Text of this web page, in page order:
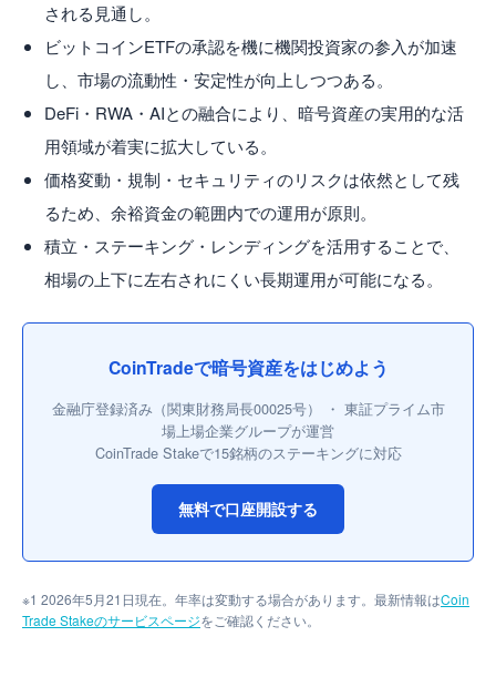
される見通し。
ビットコインETFの承認を機に機関投資家の参入が加速
し、市場の流動性・安定性が向上しつつある。
DeFi・RWA・AIとの融合により、暗号資産の実用的な活
用領域が着実に拡大している。
価格変動・規制・セキュリティのリスクは依然として残
るため、余裕資金の範囲内での運用が原則。
積立・ステーキング・レンディングを活用することで、
相場の上下に左右されにくい長期運用が可能になる。
CoinTradeで暗号資産をはじめよう
金融庁登録済み（関東財務局長00025号） ・ 東証プライム市
場上場企業グループが運営
CoinTrade Stakeで15銘柄のステーキングに対応
無料で口座開設する
※1 2026年5月21日現在。年率は変動する場合があります。最新情報はCoin
Trade Stakeのサービスページをご確認ください。